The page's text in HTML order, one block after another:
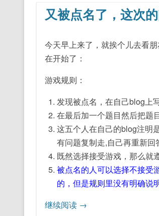
又被点名了，这次
今天早上来了，就挨个儿去看
在开始了：
游戏规则：
发现被点名，在自己blog上
在最后加一个题目然后把题
这五个人在自己的blog注明
有问题复制走,自己再重新回
既然选择接受游戏，那么就
被点名的人可以选择不接受
的，但是规则里没有明确说
继续阅读 →